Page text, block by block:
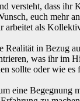
versteht, dass ihr
euch mehr
arbeitet als
Realität in Bezug
was ihr im
sollte oder wie
eine Begegnung